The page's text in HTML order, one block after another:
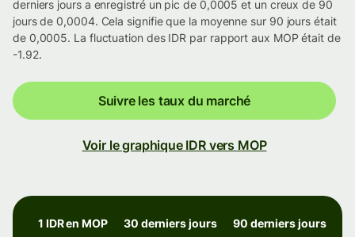
derniers jours a enregistré un pic de 0,0005 et un creux de 90
jours de 0,0004. Cela signifie que la moyenne sur 90 jours était
de 0,0005. La fluctuation des IDR par rapport aux MOP était de
-1.92.
Suivre les taux du marché
Voir le graphique IDR vers MOP
1 IDR en MOP 30 derniers jours 90 derniers jours